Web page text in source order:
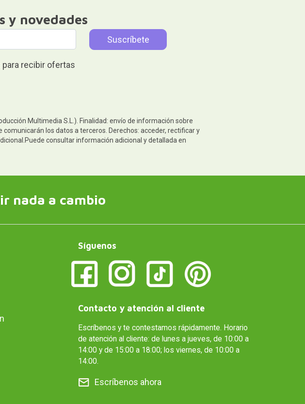
y novedades
recibir ofertas
Multimedia S.L.). Finalidad: envío de información sobre
los datos a terceros. Derechos: acceder, rectificar y
consultar información adicional y detallada en
nada a cambio
Síguenos
Contacto y atención al cliente
Escríbenos y te contestamos rápidamente. Horario
de atención al cliente: de lunes a jueves, de 10:00 a
14:00 y de 15:00 a 18:00; los viernes, de 10:00 a
14:00.
Escríbenos ahora